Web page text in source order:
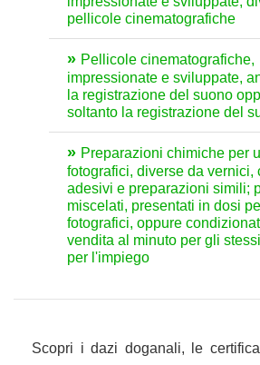
pellicole cinematografiche
Pellicole cinematografiche,
impressionate e sviluppate,
la registrazione del suono
soltanto la registrazione del
Preparazioni chimiche per
fotografici, diverse da vernici,
adesivi e preparazioni simili;
miscelati, presentati in dosi
fotografici, oppure
vendita al minuto per gli
per l'impiego
Scopri i dazi doganali, le